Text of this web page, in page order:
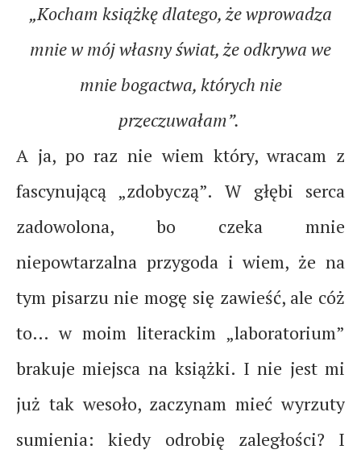
„Kocham książkę dlatego, że wprowadza
mnie w mój własny świat, że odkrywa we
mnie bogactwa, których nie
przeczuwałam”.
A ja, po raz nie wiem który, wracam z
fascynującą „zdobyczą”. W głębi serca
zadowolona, bo czeka mnie
niepowtarzalna przygoda i wiem, że na
tym pisarzu nie mogę się zawieść, ale cóż
to… w moim literackim „laboratorium”
brakuje miejsca na książki. I nie jest mi
już tak wesoło, zaczynam mieć wyrzuty
sumienia: kiedy odrobię zaległości? I